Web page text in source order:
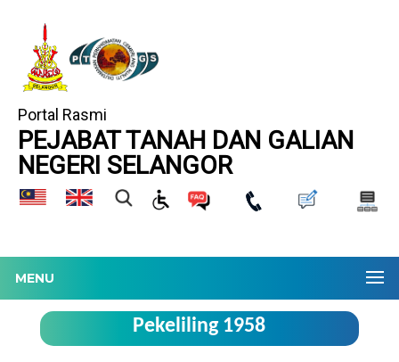
Portal Rasmi
PEJABAT TANAH DAN GALIAN
NEGERI SELANGOR
MENU
Pekeliling 1958